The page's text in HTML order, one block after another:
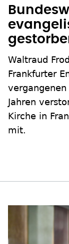
Waltraud
Frankfurter
Jahren
Kirche in
mit.